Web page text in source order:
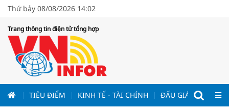
Thứ bảy 08/08/2026 14:02
Trang thông tin điện tử tổng hợp
TIÊU ĐIỂM KINH TẾ - TÀI CHÍNH ĐẤU GIÁ - ĐẤU